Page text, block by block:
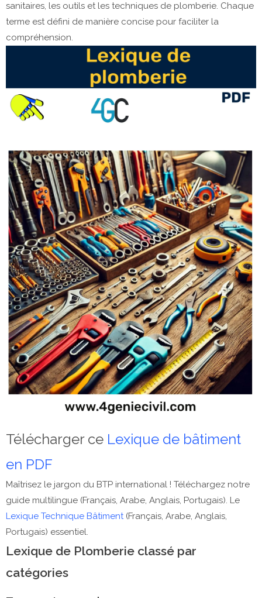
sanitaires, les outils et les techniques de plomberie. Chaque
terme est défini de manière concise pour faciliter la
compréhension.
Télécharger ce Lexique de bâtiment
en PDF
Maîtrisez le jargon du BTP international ! Téléchargez notre
guide multilingue (Français, Arabe, Anglais, Portugais). Le
Lexique Technique Bâtiment(Français, Arabe, Anglais,
Portugais) essentiel.
Lexique de Plomberie classé par
catégories